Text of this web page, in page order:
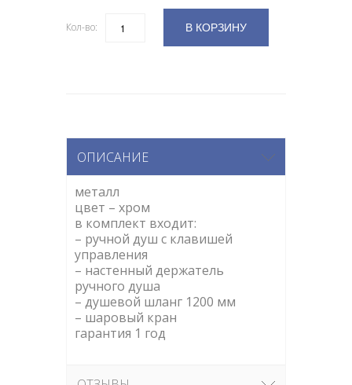
Кол-во: Количество В КОРЗИНУ
ОПИСАНИЕ
металл
цвет – хром
в комплект входит:
– ручной душ с клавишей
управления
– настенный держатель
ручного душа
– душевой шланг 1200 мм
– шаровый кран
гарантия 1 год